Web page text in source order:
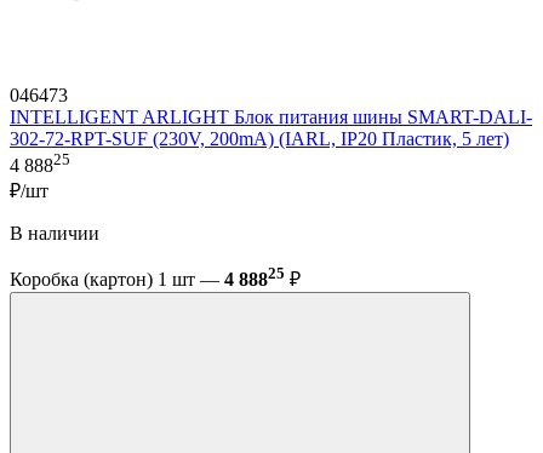
046473
INTELLIGENT ARLIGHT Блок питания шины SMART-DALI-
302-72-RPT-SUF (230V, 200mA) (IARL, IP20 Пластик, 5 лет)
4 88825
₽/шт
В наличии
Коробка (картон) 1 шт — 4 88825 ₽